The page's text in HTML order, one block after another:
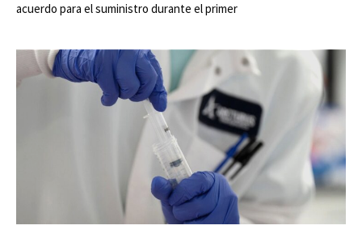
acuerdo para el suministro durante el primer